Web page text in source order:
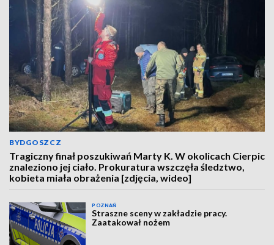
BYDGOSZCZ
Tragiczny finał poszukiwań Marty K. W okolicach Cierpic
znaleziono jej ciało. Prokuratura wszczęła śledztwo,
kobieta miała obrażenia [zdjęcia, wideo]
POZNAŃ
Straszne sceny w zakładzie pracy.
Zaatakował nożem